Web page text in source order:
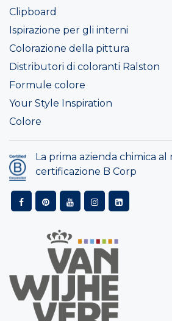
Clipboard
Ispirazione per gli interni
Colorazione della pittura
Distributori di coloranti Ralston
Formule colore
Your Style Inspiration
Colore
La prima azienda chimica
certificazione B Corp